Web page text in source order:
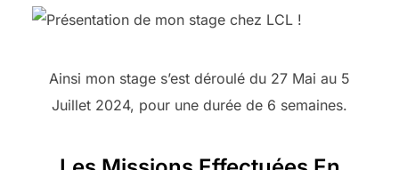
Ainsi mon stage s’est déroulé du 27 Mai au 5
Juillet 2024, pour une durée de 6 semaines.